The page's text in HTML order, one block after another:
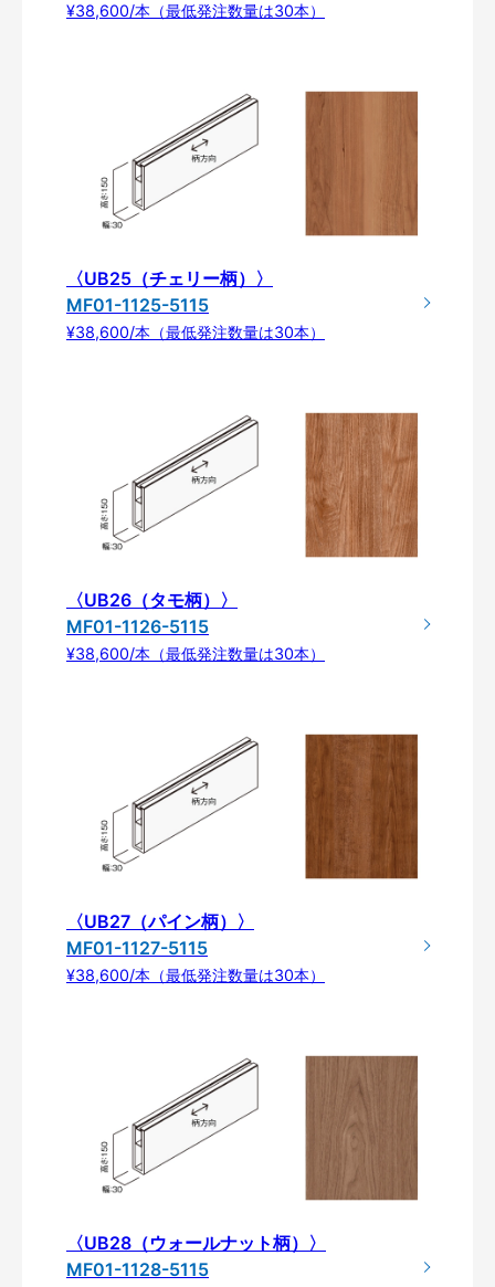
¥38,600/本（最低発注数量は30本）
〈UB25（チェリー柄）〉
MF01-1125-5115
¥38,600/本（最低発注数量は30本）
〈UB26（タモ柄）〉
MF01-1126-5115
¥38,600/本（最低発注数量は30本）
〈UB27（パイン柄）〉
MF01-1127-5115
¥38,600/本（最低発注数量は30本）
〈UB28（ウォールナット柄）〉
MF01-1128-5115